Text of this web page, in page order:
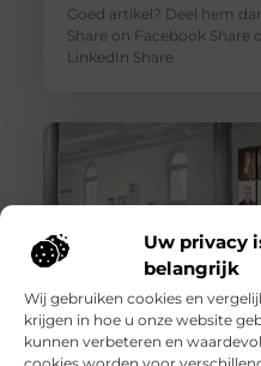
Uw privacy
belangrijk
Wij gebruiken cookies en
krijgen in hoe u onze website
kunnen verbeteren en
Goed artikel? Deel hem
Share on Facebook Share
LinkedIn Share